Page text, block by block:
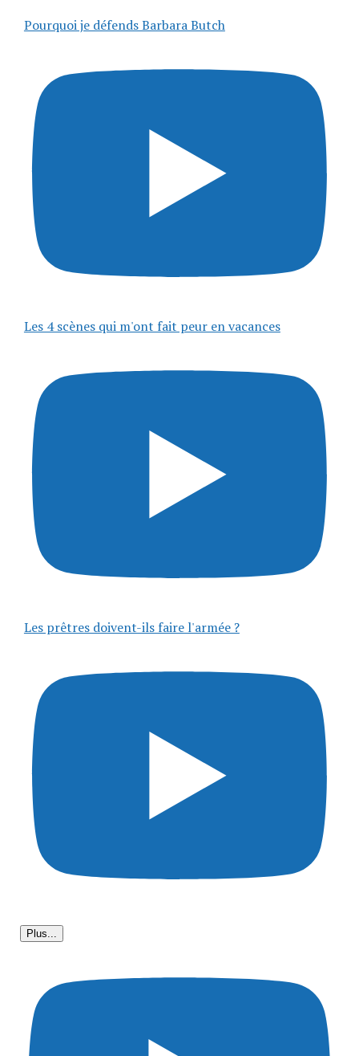
Pourquoi je défends Barbara Butch
Les 4 scènes qui m'ont fait peur en vacances
Les prêtres doivent-ils faire l'armée ?
Plus...